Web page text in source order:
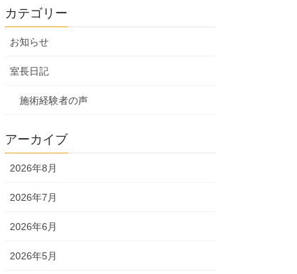
カテゴリー
お知らせ
室長日記
施術経験者の声
アーカイブ
2026年8月
2026年7月
2026年6月
2026年5月